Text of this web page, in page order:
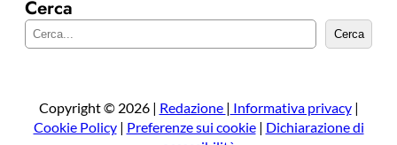
Cerca
e
a
Cerca
Copyright © 2026 | Redazione | Informativa privacy|
Cookie Policy| Preferenze sui cookie| Dichiarazione di